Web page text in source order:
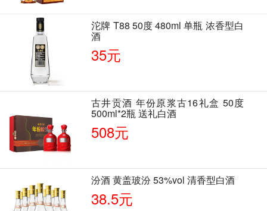
沱牌 T88 50度 480ml 单瓶 浓香型白
酒
35元
古井贡酒 年份原浆古16礼盒 50度
500ml*2瓶 送礼白酒
508元
汾酒 黄盖玻汾 53%vol 清香型白酒
38.5元